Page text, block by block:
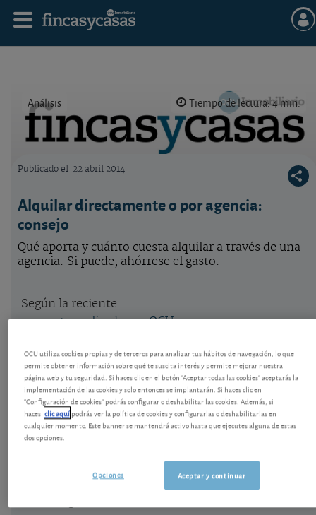
Análisis Tiempo de lectura: 4 min.
Publicado el 22 abril 2014
Alquilar directamente o por agencia:
consejo
Qué aporta y cuánto cuesta alquilar a través de una
agencia. Si puede, ahórrese el gasto.
Según la reciente
encuesta realizada por OCU
, en España los propietarios arrendadores son
personas físicas en el 85,3% de casos; empresas en
el 7,2%, y alguna institución pública en 3,2%. En
otros países europeos está mucho más
desarrollado el alquiler social: en Bélgica e Italia
Dos tercios de los propietarios alquilan la casa ellos
mismos. Un 33,7% de arrendadores alquila a través
OCU utiliza cookies propias y de terceros para analizar tus hábitos de navegación, lo que
permite obtener información sobre qué te suscita interés y permite mejorar nuestra
página web y tu seguridad. Si haces clic en el botón "Aceptar todas las cookies" aceptarás la
implementación de las cookies y solo entonces se implantarán. Si haces clic en
"Configuración de cookies" podrás configurar o deshabilitar las cookies. Además, si
haces clic aquípodrás ver la política de cookies y configurarlas o deshabilitarlas en
cualquier momento. Este banner se mantendrá activo hasta que ejecutes alguna de estas
dos opciones.
Aceptar y continuar
Opciones